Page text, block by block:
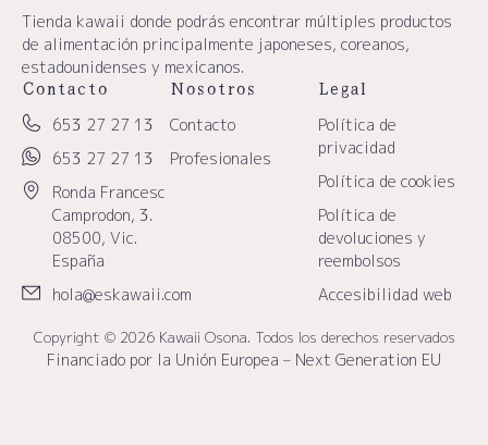
Tienda kawaii donde podrás encontrar múltiples productos
de alimentación principalmente japoneses, coreanos,
estadounidenses y mexicanos.
Contacto
653 27 27 13
653 27 27 13
Ronda Francesc
Camprodon, 3.
08500, Vic.
España
hola@eskawaii.com
Nosotros
Contacto
Profesionales
Legal
Política de
privacidad
Política de cookies
Política de
devoluciones y
reembolsos
Accesibilidad web
Copyright © 2026 Kawaii Osona. Todos los derechos reservados
Financiado por la Unión Europea – Next Generation EU